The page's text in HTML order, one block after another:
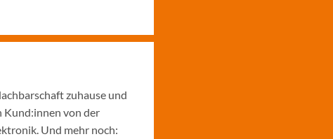
zuhause und
Kund:innen von der
Und mehr noch: